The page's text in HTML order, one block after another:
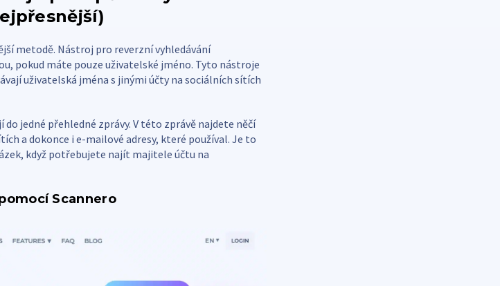
metodě. Nástroj pro reverzní vyhledávání
pokud máte pouze uživatelské jméno. Tyto nástroje
uživatelská jména s jinými účty na sociálních sítích
jedné přehledné zprávy. V této zprávě najdete něčí
a dokonce i e-mailové adresy, které používal. Je to
když potřebujete najít majitele účtu na
Scannero